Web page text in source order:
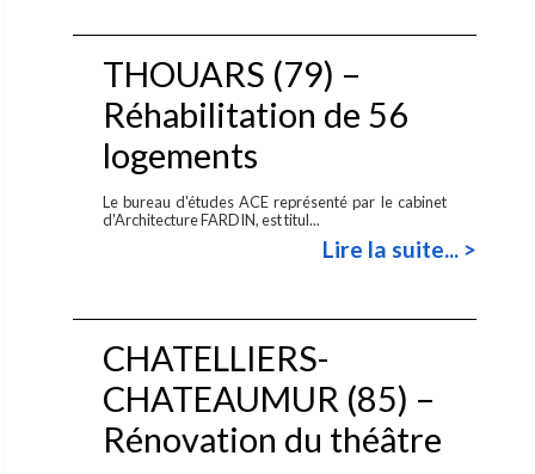
THOUARS (79) –
Réhabilitation de 56
logements
Le bureau d'études ACE représenté par le cabinet
d'Architecture FARDIN, est titul...
Lire la suite... >
CHATELLIERS-
CHATEAUMUR (85) –
Rénovation du théâtre